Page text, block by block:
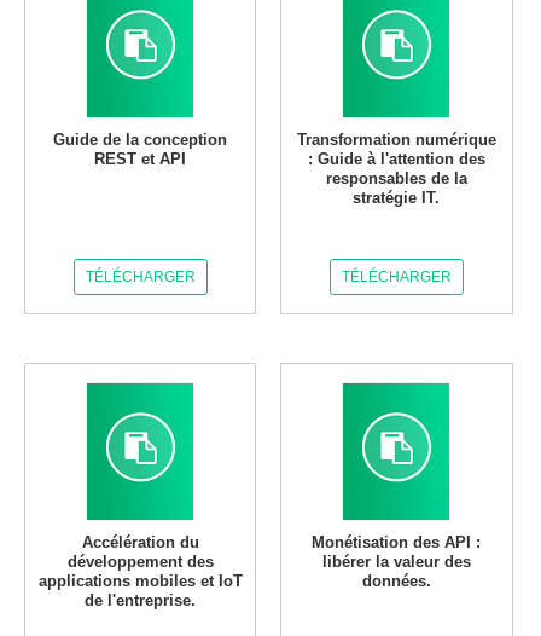
Guide de la conception
REST et API
TÉLÉCHARGER
Transformation numérique
: Guide à l'attention des
responsables de la
stratégie IT.
TÉLÉCHARGER
Accélération du
développement des
applications mobiles et IoT
de l'entreprise.
Monétisation des API :
libérer la valeur des
données.